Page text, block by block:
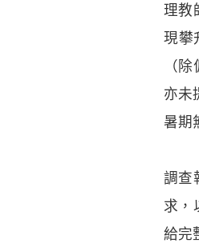
理教
現攀
（
亦未
暑期
調查
求，
給完